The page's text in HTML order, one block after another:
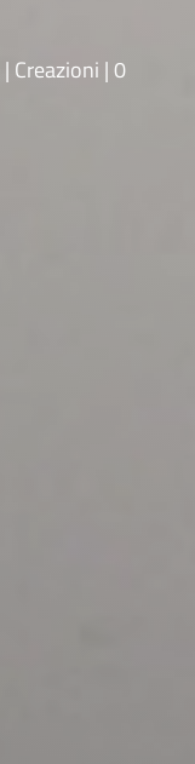
Creazioni 0